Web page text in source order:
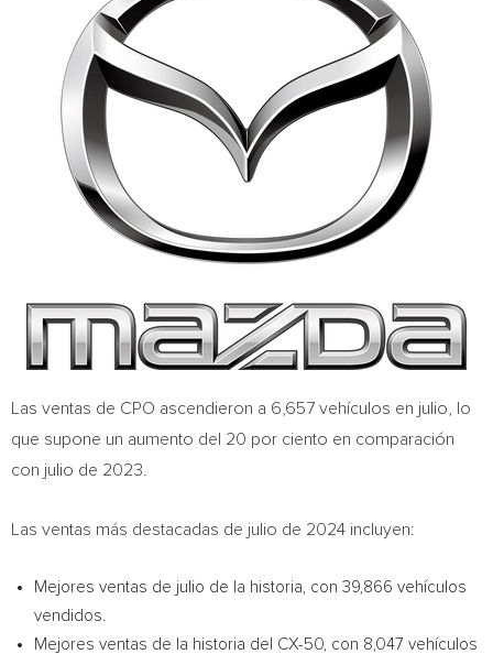
Las ventas de CPO ascendieron a 6,657 vehículos en julio, lo
que supone un aumento del 20 por ciento en comparación
con julio de 2023.
Las ventas más destacadas de julio de 2024 incluyen:
Mejores ventas de julio de la historia, con 39,866 vehículos
vendidos.
Mejores ventas de la historia del CX-50, con 8,047 vehículos